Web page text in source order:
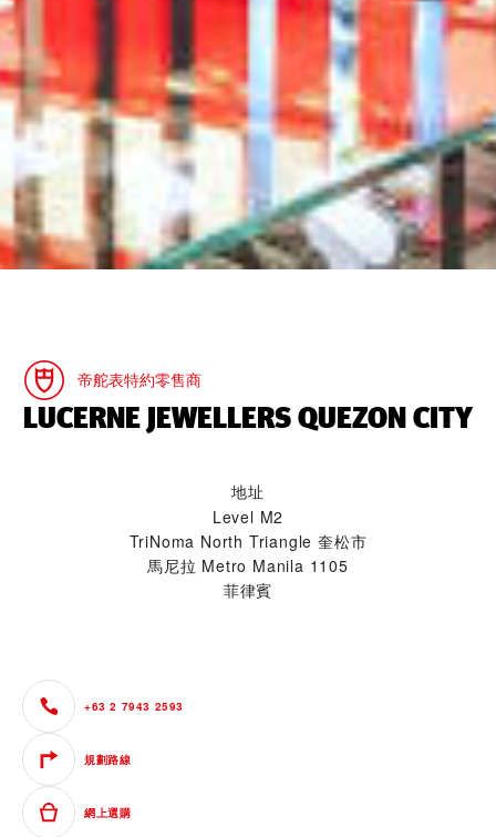
帝舵表特約零售商
‭LUCERNE JEWELLERS QUEZON CITY‬
地址
Level M2
TriNoma North Triangle 奎松市
馬尼拉 Metro Manila 1105
菲律賓
+63 2 7943 2593
規劃路線
網上選購